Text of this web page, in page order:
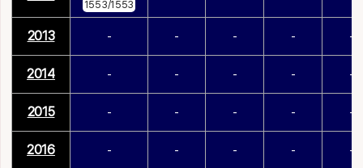
1553/1553
2013 - - - - -
2014 - - - - -
2015 - - - - -
2016 - - - - -